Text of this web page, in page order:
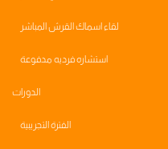
لقاء اسماك القرش المباشر
استشاره فرديه مدفوعة
الدورات
الفترة التجريبية